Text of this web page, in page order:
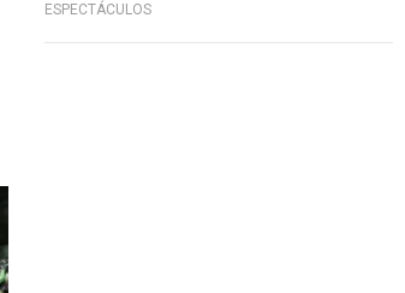
ESPECTÁCULOS